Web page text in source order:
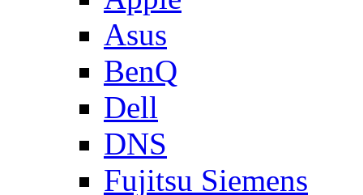
Asus
BenQ
Dell
DNS
Fujitsu Siemens